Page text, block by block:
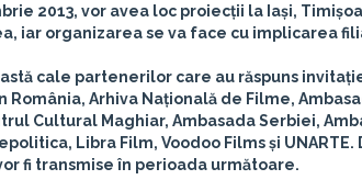
2013, vor avea loc proiecții la Iași,
, iar organizarea se va face cu implicarea
cale partenerilor care au răspuns
România, Arhiva Națională de Filme,
Cultural Maghiar, Ambasada Serbiei,
Libra Film, Voodoo Films și
fi transmise în perioada următoare.